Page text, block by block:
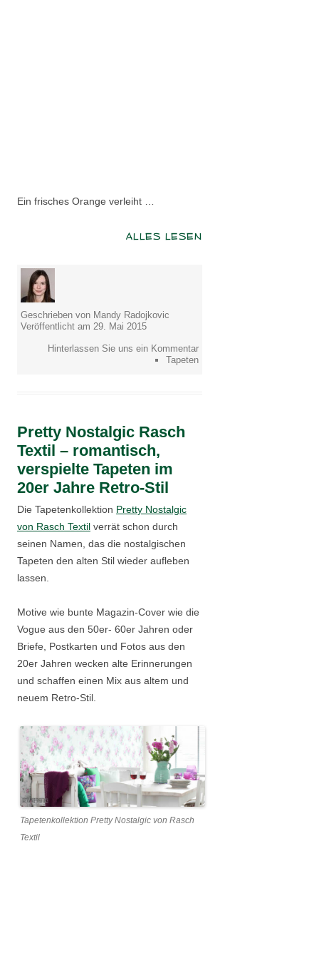
Ein frisches Orange verleiht …
ALLES LESEN
Geschrieben von Mandy Radojkovic
Veröffentlicht am 29. Mai 2015
Hinterlassen Sie uns ein Kommentar
Tapeten
Pretty Nostalgic Rasch
Textil – romantisch,
verspielte Tapeten im
20er Jahre Retro-Stil
Die Tapetenkollektion Pretty Nostalgic
von Rasch Textil verrät schon durch
seinen Namen, das die nostalgischen
Tapeten den alten Stil wieder aufleben
lassen.
Motive wie bunte Magazin-Cover wie die
Vogue aus den 50er- 60er Jahren oder
Briefe, Postkarten und Fotos aus den
20er Jahren wecken alte Erinnerungen
und schaffen einen Mix aus altem und
neuem Retro-Stil.
Tapetenkollektion Pretty Nostalgic von Rasch
Textil